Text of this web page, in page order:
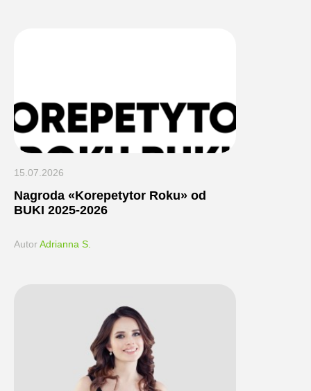
15.07.2026
Nagroda «Korepetytor Roku» od
BUKI 2025-2026
AutorAdrianna S.